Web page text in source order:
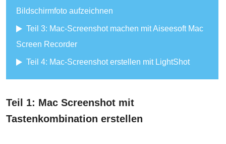
Bildschirmfoto aufzeichnen
Teil 3: Mac-Screenshot machen mit Aiseesoft Mac
Screen Recorder
Teil 4: Mac-Screenshot erstellen mit LightShot
Teil 1: Mac Screenshot mit
Tastenkombination erstellen